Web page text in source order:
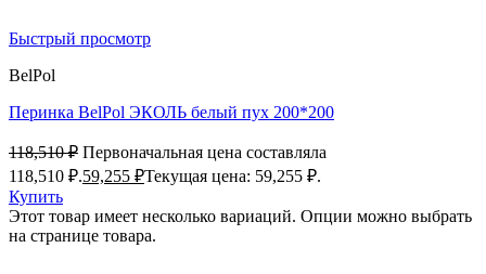
Быстрый просмотр
BelPol
Перинка BelPol ЭКОЛЬ белый пух 200*200
118,510₽ Первоначальная цена составляла
118,510 ₽.59,255 ₽Текущая цена: 59,255 ₽.
Купить
Этот товар имеет несколько вариаций. Опции можно выбрать
на странице товара.